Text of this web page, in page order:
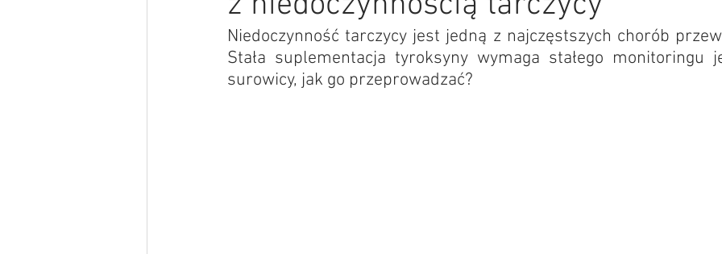
Niedoczynność tarczycy jest jedną z najczęstszych chorób
Stała suplementacja tyroksyny wymaga stałego monitoringu
surowicy, jak go przeprowadzać?